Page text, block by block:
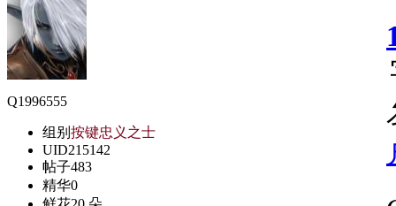
Q1996555
组别 按键忠义之士
UID215142
帖子483
精华0